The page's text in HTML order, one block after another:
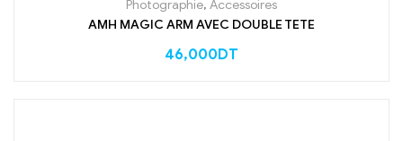
Photographie, Accessoires
AMH MAGIC ARM AVEC DOUBLE TETE
46,000DT